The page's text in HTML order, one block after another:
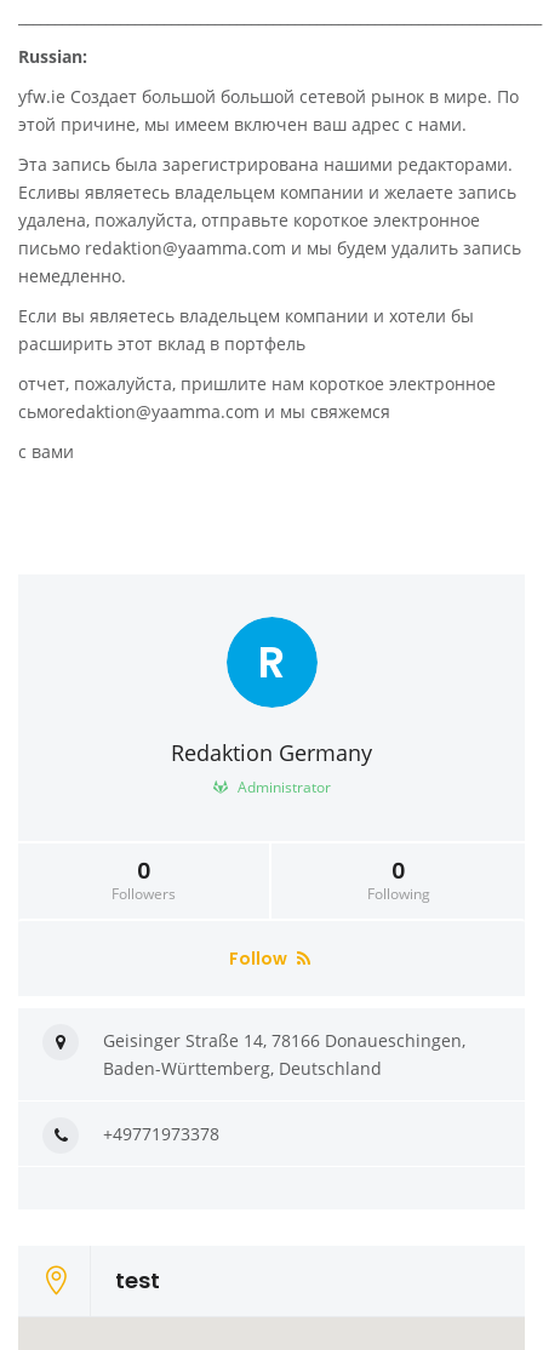
Russian:
yfw.ie Создает большой большой сетевой рынок в мире. По
этой причине, мы имеем включен ваш адрес с нами.
Эта запись была зарегистрирована нашими редакторами.
Есливы являетесь владельцем компании и желаете запись
удалена, пожалуйста, отправьте короткое электронное
письмо redaktion@yaamma.com и мы будем удалить запись
немедленно.
Если вы являетесь владельцем компании и хотели бы
расширить этот вклад в портфель
отчет, пожалуйста, пришлите нам короткое электронное
сьмоredaktion@yaamma.com и мы свяжемся
с вами
R
Redaktion Germany
Administrator
0
Followers
0
Following
Follow
Geisinger Straße 14, 78166 Donaueschingen,
Baden-Württemberg, Deutschland
+49771973378
test